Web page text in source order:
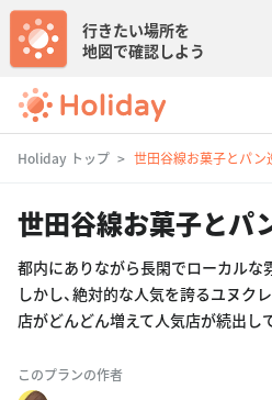
行きたい場所を
地図で確認しよう
Holiday トップ 世田谷線お菓子とパ
世田谷線お菓子とパ
都内にありながら長閑でローカルな
しかし、絶対的な人気を誇るユヌク
店がどんどん増えて人気店が続出し
このプランの作者